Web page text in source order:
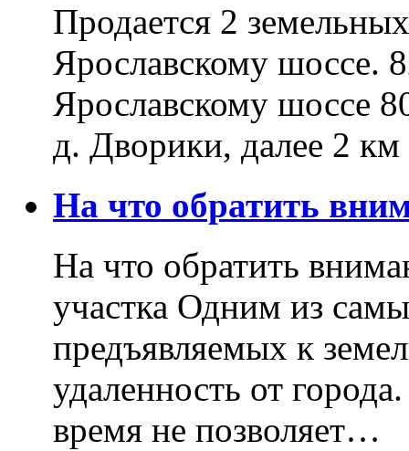
Продается 2
Ярославскому
Ярославскому шоссе
д. Дворики, далее 2
На что обратить
На что обратить
участка Одним из
предъявляемых к
удаленность от
время не позволяет…